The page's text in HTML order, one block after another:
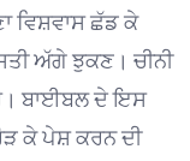
ਵਿਸ਼ਵਾਸ ਛੱਡ ਕੇ
ਅੱਗੇ ਝੁਕਣ। ਚੀਨੀ
ਬਾਈਬਲ ਦੇ ਇਸ
ਕੇ ਪੇਸ਼ ਕਰਨ ਦੀ